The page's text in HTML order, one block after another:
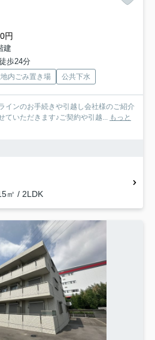
円
建
歩24分
内ごみ置き場 公共下水
インのお手続きや引越し会社様のご紹介
ていただきます♪ご契約や引越... もっと
㎡ / 2LDK